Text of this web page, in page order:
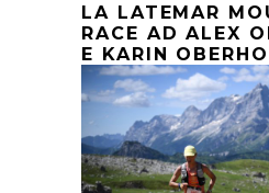
LA LATEMAR
RACE AD ALEX
E KARIN